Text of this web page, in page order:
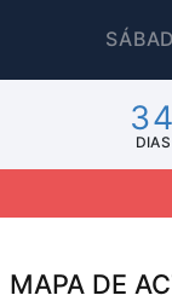
34
DIAS
MAPA DE